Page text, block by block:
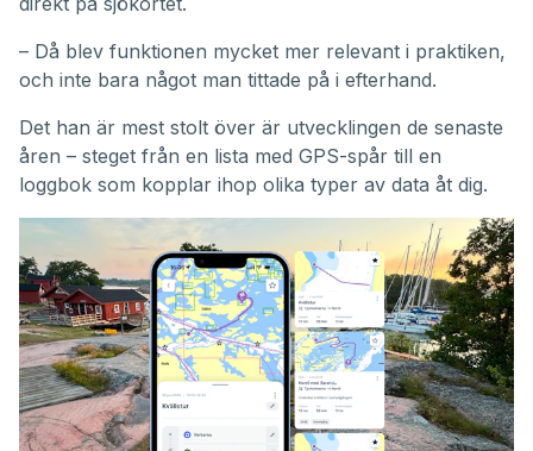
– Då blev funktionen mycket mer relevant i praktiken,
och inte bara något man tittade på i efterhand.
Det han är mest stolt över är utvecklingen de senaste
åren – steget från en lista med GPS-spår till en
loggbok som kopplar ihop olika typer av data åt dig.